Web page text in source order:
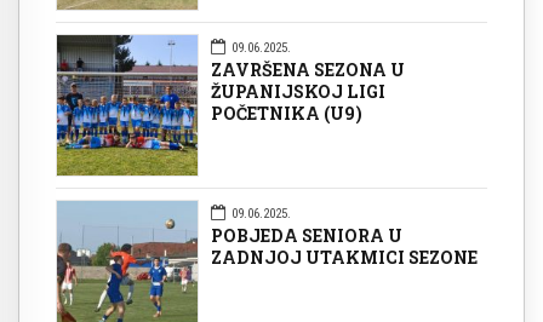
09.06.2025.
ZAVRŠENA SEZONA U
ŽUPANIJSKOJ LIGI
POČETNIKA (U9)
09.06.2025.
POBJEDA SENIORA U
ZADNJOJ UTAKMICI SEZONE